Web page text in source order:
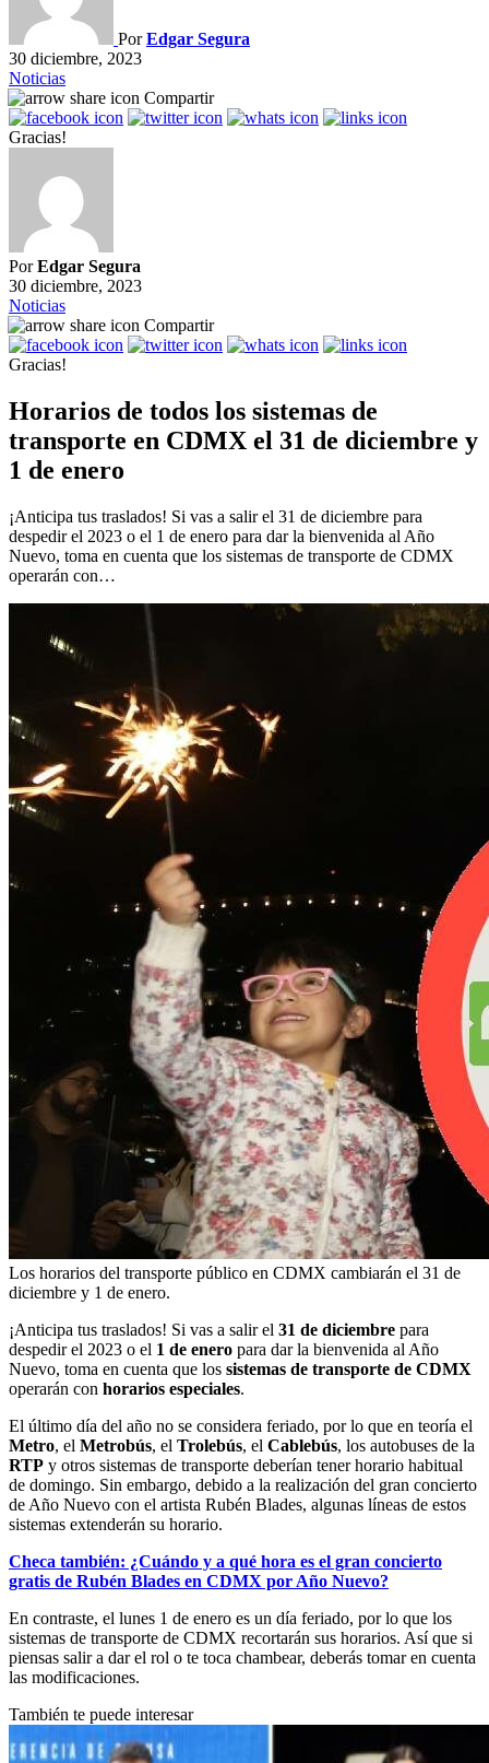
PorEdgar Segura
30 diciembre, 2023
Noticias
Compartir
Gracias!
PorEdgar Segura
30 diciembre, 2023
Noticias
Compartir
Gracias!
Horarios de todos los sistemas de
transporte en CDMX el 31 de diciembre y
1 de enero
¡Anticipa tus traslados! Si vas a salir el 31 de diciembre para
despedir el 2023 o el 1 de enero para dar la bienvenida al Año
Nuevo, toma en cuenta que los sistemas de transporte de CDMX
operarán con…
Los horarios del transporte público en CDMX cambiarán el 31 de
diciembre y 1 de enero.
¡Anticipa tus traslados! Si vas a salir el 31 de diciembre para
despedir el 2023 o el 1 de enero para dar la bienvenida al Año
Nuevo, toma en cuenta que los sistemas de transporte de CDMX
operarán con horarios especiales.
El último día del año no se considera feriado, por lo que en teoría el
Metro, el Metrobús, el Trolebús, el Cablebús, los autobuses de la
RTP y otros sistemas de transporte deberían tener horario habitual
de domingo. Sin embargo, debido a la realización del gran concierto
de Año Nuevo con el artista Rubén Blades, algunas líneas de estos
sistemas extenderán su horario.
Checa también: ¿Cuándo y a qué hora es el gran concierto
gratis de Rubén Blades en CDMX por Año Nuevo?
En contraste, el lunes 1 de enero es un día feriado, por lo que los
sistemas de transporte de CDMX recortarán sus horarios. Así que si
piensas salir a dar el rol o te toca chambear, deberás tomar en cuenta
las modificaciones.
También te puede interesar